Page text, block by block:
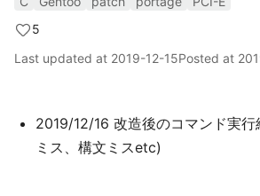
5
Last updated at 2019-12-15Posted at
2019/12/16 改造後のコマンド実
ミス、構文ミスetc)